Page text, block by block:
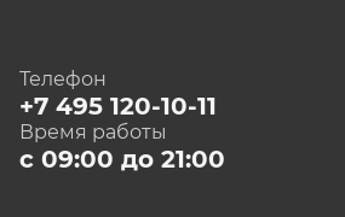
Телефон
+7 495 120-10-11
Время работы
с 09:00 до 21:00